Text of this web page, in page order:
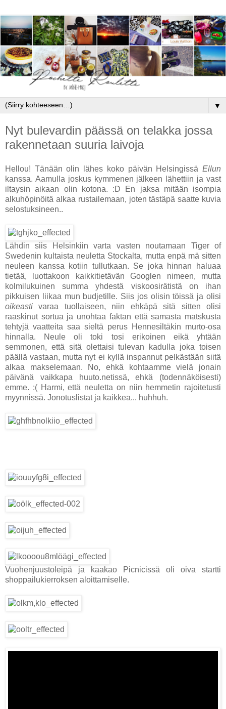
▼
Nyt bulevardin päässä on telakka jossa
rakennetaan suuria laivoja
Hellou! Tänään olin lähes koko päivän Helsingissä Ellun
kanssa. Aamulla joskus kymmenen jälkeen lähettiin ja vast
iltaysin aikaan olin kotona. :D En jaksa mitään isompia
alkuhöpinöitä alkaa rustailemaan, joten tästäpä saatte kuvia
selostuksineen..
Lähdin siis Helsinkiin varta vasten noutamaan Tiger of
Swedenin kultaista neuletta Stockalta, mutta enpä mä sitten
neuleen kanssa kotiin tullutkaan. Se joka hinnan haluaa
tietää, luottakoon kaikkitietävän Googlen nimeen, mutta
kolmilukuinen summa yhdestä viskoosirätistä on ihan
pikkuisen liikaa mun budjetille. Siis jos olisin töissä ja olisi
oikeasti varaa tuollaiseen, niin ehkäpä sitä sitten olisi
raaskinut sortua ja unohtaa faktan että samasta matskusta
tehtyjä vaatteita saa sieltä perus Hennesiltäkin murto-osa
hinnalla. Neule oli toki tosi erikoinen eikä yhtään
semmonen, että sitä olettaisi tulevan kadulla joka toisen
päällä vastaan, mutta nyt ei kyllä inspannut pelkästään siitä
alkaa makselemaan. No, ehkä kohtaamme vielä jonain
päivänä vaikkapa huuto.netissä, ehkä (todennäköisesti)
emme. :( Harmi, että neuletta on niin hemmetin rajoitetusti
myynnissä. Jonotuslistat ja kaikkea... huhhuh.
Vuohenjuustoleipä ja kaakao Picnicissä oli oiva startti
shoppailukierroksen aloittamiselle.